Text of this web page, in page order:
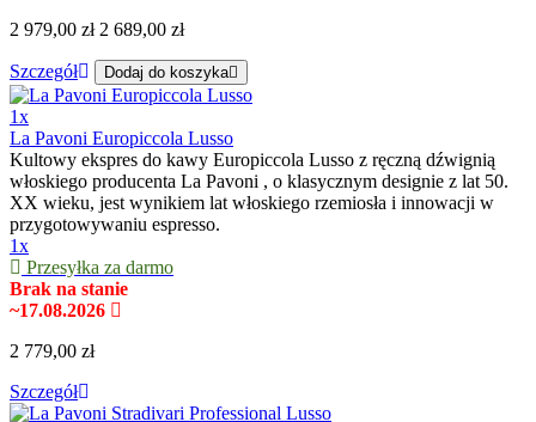
2 979,00 zł 2 689,00 zł
Szczegół Dodaj do koszyka
1x
La Pavoni Europiccola Lusso
Kultowy ekspres do kawy Europiccola Lusso z ręczną dźwignią
włoskiego producenta La Pavoni , o klasycznym designie z lat 50.
XX wieku, jest wynikiem lat włoskiego rzemiosła i innowacji w
przygotowywaniu espresso.
1x
Przesyłka za darmo
Brak na stanie
~17.08.2026
2 779,00 zł
Szczegół